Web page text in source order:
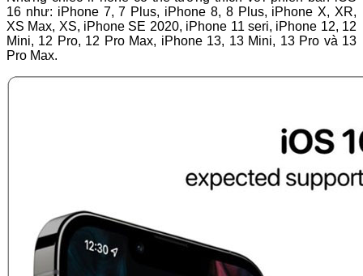
16 như: iPhone 7, 7 Plus, iPhone 8, 8 Plus, iPhone X, XR,
XS Max, XS, iPhone SE 2020, iPhone 11 seri, iPhone 12, 12
Mini, 12 Pro, 12 Pro Max, iPhone 13, 13 Mini, 13 Pro và 13
Pro Max.